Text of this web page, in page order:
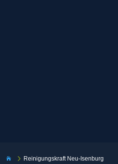
 5 Reinigungskraft Neu-Isenburg